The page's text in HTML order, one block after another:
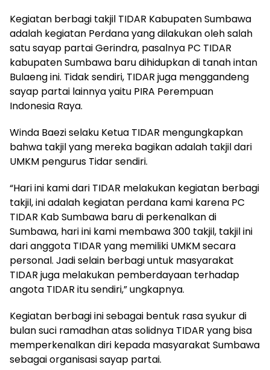
Kegiatan berbagi takjil TIDAR Kabupaten Sumbawa
adalah kegiatan Perdana yang dilakukan oleh salah
satu sayap partai Gerindra, pasalnya PC TIDAR
kabupaten Sumbawa baru dihidupkan di tanah intan
Bulaeng ini. Tidak sendiri, TIDAR juga menggandeng
sayap partai lainnya yaitu PIRA Perempuan
Indonesia Raya.
Winda Baezi selaku Ketua TIDAR mengungkapkan
bahwa takjil yang mereka bagikan adalah takjil dari
UMKM pengurus Tidar sendiri.
“Hari ini kami dari TIDAR melakukan kegiatan berbagi
takjil, ini adalah kegiatan perdana kami karena PC
TIDAR Kab Sumbawa baru di perkenalkan di
Sumbawa, hari ini kami membawa 300 takjil, takjil ini
dari anggota TIDAR yang memiliki UMKM secara
personal. Jadi selain berbagi untuk masyarakat
TIDAR juga melakukan pemberdayaan terhadap
angota TIDAR itu sendiri,” ungkapnya.
Kegiatan berbagi ini sebagai bentuk rasa syukur di
bulan suci ramadhan atas solidnya TIDAR yang bisa
memperkenalkan diri kepada masyarakat Sumbawa
sebagai organisasi sayap partai.